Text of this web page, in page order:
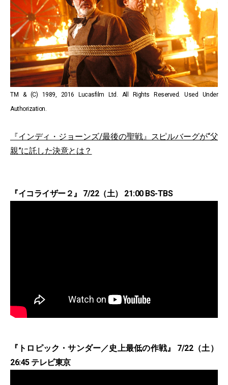
TM & (C) 1989, 2016 Lucasfilm Ltd. All Rights Reserved. Used Under
Authorization.
『インディ・ジョーンズ/最後の聖戦』スピルバーグが“父
親”に託した決意とは？
『イコライザー２』 7/22（土） 21:00 BS-TBS
『トロピック・サンダー／史上最低の作戦』 7/22（土）
26:45 テレビ東京